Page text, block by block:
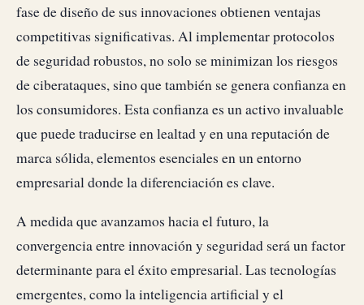
fase de diseño de sus innovaciones obtienen ventajas
competitivas significativas. Al implementar protocolos
de seguridad robustos, no solo se minimizan los riesgos
de ciberataques, sino que también se genera confianza en
los consumidores. Esta confianza es un activo invaluable
que puede traducirse en lealtad y en una reputación de
marca sólida, elementos esenciales en un entorno
empresarial donde la diferenciación es clave.
A medida que avanzamos hacia el futuro, la
convergencia entre innovación y seguridad será un factor
determinante para el éxito empresarial. Las tecnologías
emergentes, como la inteligencia artificial y el